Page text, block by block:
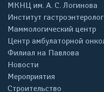
МКНЦ им. А. С. Логинова
Институт
Маммологический центр
Центр амбулаторной
Филиал на Павлова
Новости
Мероприятия
Строительство